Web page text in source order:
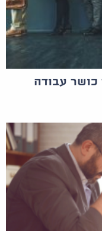
כושר עבודה